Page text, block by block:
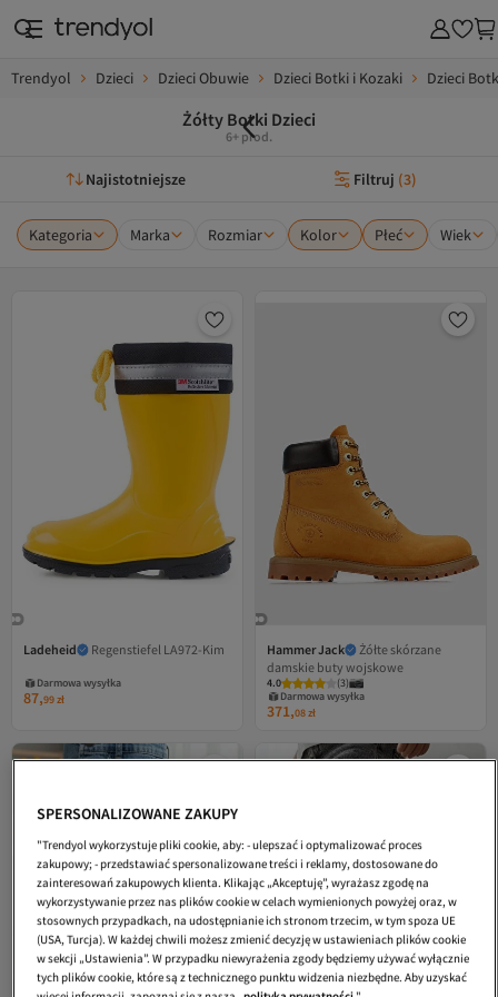
Trendyol Dzieci Dzieci Obuwie Dzieci Botki i Kozaki Dzieci
Żółty Botki Dzieci
6+ prod.
Najistotniejsze Filtruj (3)
Kategoria Marka Rozmiar Kolor Płeć Wiek
Ladeheid Regenstiefel LA972-Kim
Darmowa wysyłka
87,99zł
Hammer Jack
Żółte skórzane
damskie buty wojskowe
4.0 (3)
Darmowa wysyłka
371,08zł
SPERSONALIZOWANE ZAKUPY
"Trendyol wykorzystuje pliki cookie, aby: - ulepszać i optymalizować proces
zakupowy; - przedstawiać spersonalizowane treści i reklamy, dostosowane do
zainteresowań zakupowych klienta. Klikając „Akceptuję”, wyrażasz zgodę na
wykorzystywanie przez nas plików cookie w celach wymienionych powyżej oraz, w
stosownych przypadkach, na udostępnianie ich stronom trzecim, w tym spoza UE
(USA, Turcja). W każdej chwili możesz zmienić decyzję w ustawieniach plików cookie
w sekcji „Ustawienia”. W przypadku niewyrażenia zgody będziemy używać wyłącznie
tych plików cookie, które są z technicznego punktu widzenia niezbędne. Aby uzyskać